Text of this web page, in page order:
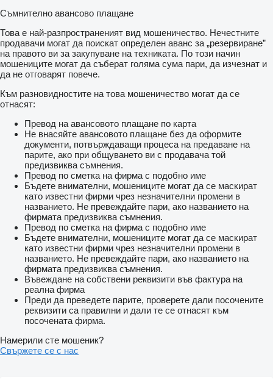
Съмнително авансово плащане
Това е най-разпространеният вид мошеничество. Нечестните
продавачи могат да поискат определен аванс за „резервиране”
на правото ви за закупуване на техниката. По този начин
мошениците могат да съберат голяма сума пари, да изчезнат и
да не отговарят повече.
Към разновидностите на това мошеничество могат да се
отнасят:
Превод на авансовото плащане по карта
Не внасяйте авансовото плащане без да оформите
документи, потвърждаващи процеса на предаване на
парите, ако при общуването ви с продавача той
предизвиква съмнения.
Превод по сметка на фирма с подобно име
Бъдете внимателни, мошениците могат да се маскират
като известни фирми чрез незначителни промени в
названието. Не превеждайте пари, ако названието на
фирмата предизвиква съмнения.
Превод по сметка на фирма с подобно име
Бъдете внимателни, мошениците могат да се маскират
като известни фирми чрез незначителни промени в
названието. Не превеждайте пари, ако названието на
фирмата предизвиква съмнения.
Въвеждане на собствени реквизити във фактура на
реална фирма
Преди да преведете парите, проверете дали посочените
реквизити са правилни и дали те се отнасят към
посочената фирма.
Намерили сте мошеник?
Свържете се с нас